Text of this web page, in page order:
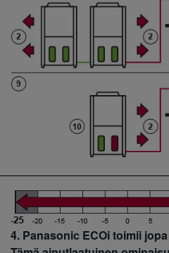
4. Panasonic ECOi toimii